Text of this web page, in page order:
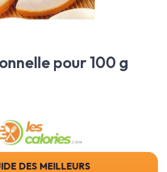
pour 100 g
des meilleurs